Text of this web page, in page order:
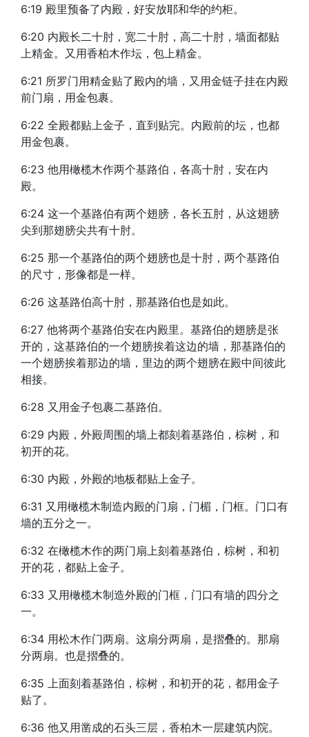
6:19 殿里预备了内殿，好安放耶和华的约柜。
6:20 内殿长二十肘，宽二十肘，高二十肘，墙面都贴
上精金。又用香柏木作坛，包上精金。
6:21 所罗门用精金贴了殿内的墙，又用金链子挂在内殿
前门扇，用金包裹。
6:22 全殿都贴上金子，直到贴完。内殿前的坛，也都
用金包裹。
6:23 他用橄榄木作两个基路伯，各高十肘，安在内
殿。
6:24 这一个基路伯有两个翅膀，各长五肘，从这翅膀
尖到那翅膀尖共有十肘。
6:25 那一个基路伯的两个翅膀也是十肘，两个基路伯
的尺寸，形像都是一样。
6:26 这基路伯高十肘，那基路伯也是如此。
6:27 他将两个基路伯安在内殿里。基路伯的翅膀是张
开的，这基路伯的一个翅膀挨着这边的墙，那基路伯的
一个翅膀挨着那边的墙，里边的两个翅膀在殿中间彼此
相接。
6:28 又用金子包裹二基路伯。
6:29 内殿，外殿周围的墙上都刻着基路伯，棕树，和
初开的花。
6:30 内殿，外殿的地板都贴上金子。
6:31 又用橄榄木制造内殿的门扇，门楣，门框。门口有
墙的五分之一。
6:32 在橄榄木作的两门扇上刻着基路伯，棕树，和初
开的花，都贴上金子。
6:33 又用橄榄木制造外殿的门框，门口有墙的四分之
一。
6:34 用松木作门两扇。这扇分两扇，是摺叠的。那扇
分两扇。也是摺叠的。
6:35 上面刻着基路伯，棕树，和初开的花，都用金子
贴了。
6:36 他又用凿成的石头三层，香柏木一层建筑内院。